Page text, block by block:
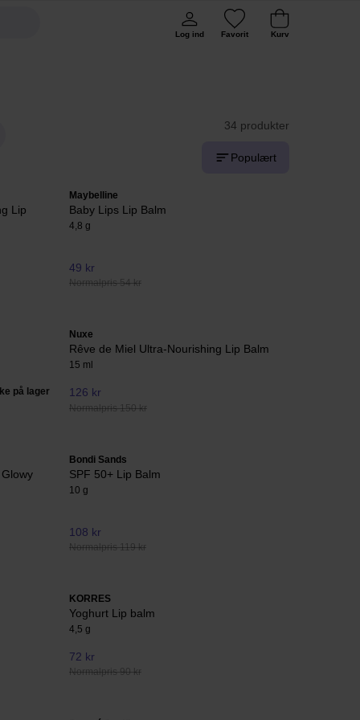
Log ind Favorit Kurv
34 produkter
Populært
Lip
Maybelline
Baby Lips Lip Balm
4,8 g
49 kr
Normalpris 54 kr
på lager
Nuxe
Rêve de Miel Ultra-Nourishing Lip Balm
15 ml
126 kr
Normalpris 150 kr
Bondi Sands
SPF 50+ Lip Balm
10 g
108 kr
Normalpris 119 kr
KORRES
Yoghurt Lip balm
4,5 g
72 kr
Normalpris 90 kr